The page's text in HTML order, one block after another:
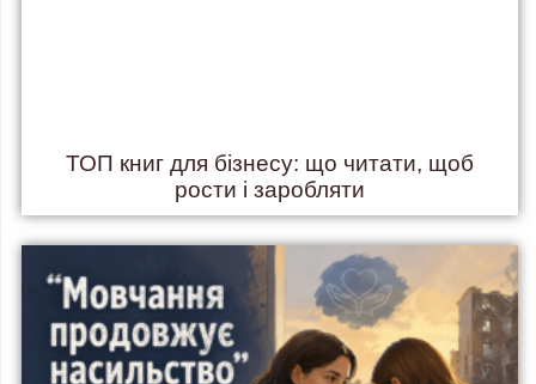
ТОП книг для бізнесу: що читати, щоб
рости і заробляти